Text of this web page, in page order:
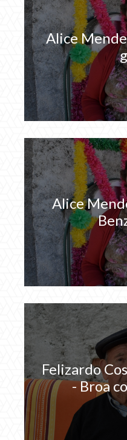
Alice
Alice
Felizardo
- Broa